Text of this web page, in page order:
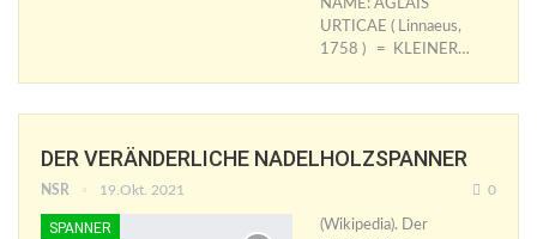
NAME: AGLAIS
URTICAE ( Linnaeus,
1758 ) = KLEINER…
DER VERÄNDERLICHE NADELHOLZSPANNER
NSR 19.Okt. 2021 0
SPANNER
(Wikipedia). Der